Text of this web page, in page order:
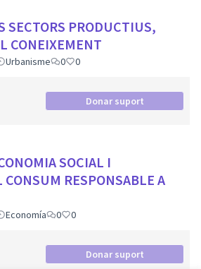
SECTORS PRODUCTIUS,
CONEIXEMENT
Urbanisme 0 0
Donar suport
SOCIAL I
RESPONSABLE A
Economía 0 0
Donar suport